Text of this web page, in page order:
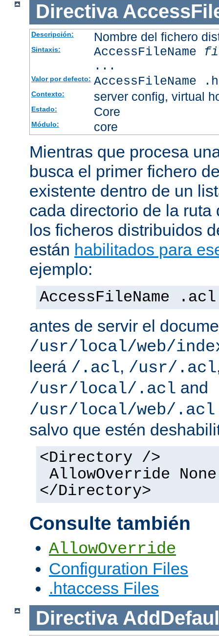
Directiva
Descripción: Nombre del fichero
Sintaxis: AccessFileName
...
Valor por defecto: AccessFileName
Contexto: server config, virtual
Estado: Core
Módulo: core
Mientras que procesa
busca el primer fichero
existente dentro de un
cada directorio de la ruta
los ficheros distribuidos
están habilitados para
ejemplo:
AccessFileName .acl
antes de servir el
/usr/local/web/
leerá /.acl, /usr/.acl
/usr/local/.acl and
/usr/local/web/.acl
salvo que estén
<Directory />
AllowOverride None
</Directory>
Consulte también
AllowOverride
Configuration Files
.htaccess Files
Directiva